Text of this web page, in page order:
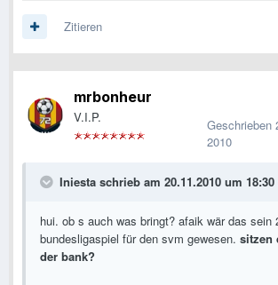
Zitieren
mrbonheur
V.I.P. Geschrieben
2010
Iniesta schrieb am 20.11.2010 um 18:30
hui. ob s auch was bringt? afaik wär das sein
bundesligaspiel für den svm gewesen. sitzen
der bank?